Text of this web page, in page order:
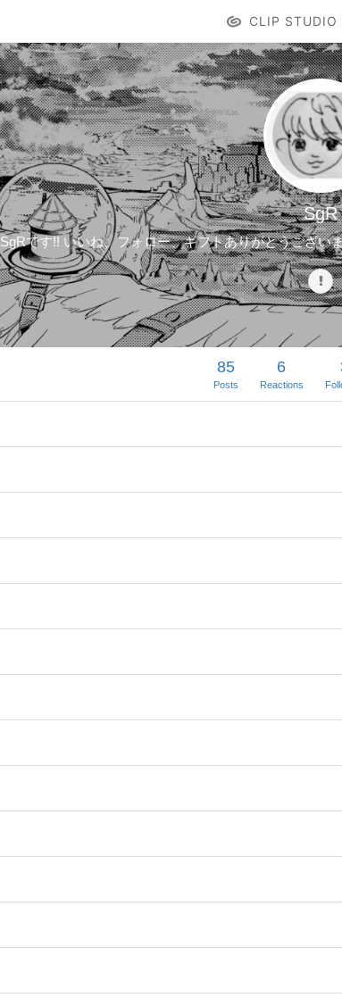
CLIP STUDIO
SgR
SgRです!! いいね、フォロー、ギフトありがとうござ
85
Posts
6
Reactions